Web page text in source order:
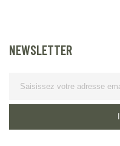
NEWSLETTER